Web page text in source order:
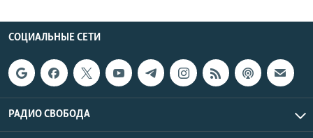
СОЦИАЛЬНЫЕ СЕТИ
РАДИО СВОБОДА